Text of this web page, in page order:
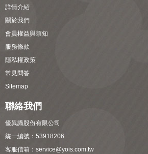
詳情介紹
關於我們
會員權益與須知
服務條款
隱私權政策
常見問答
Sitemap
聯絡我們
優異識股份有限公司
統一編號：53918206
客服信箱： service@yois.com.tw